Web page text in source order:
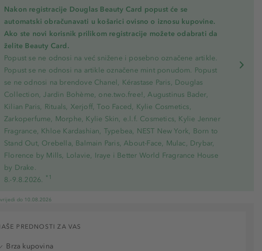
Nakon registracije Douglas Beauty Card popust će se
automatski obračunavati u košarici ovisno o iznosu kupovine.
Ako ste novi korisnik prilikom registracije možete odabrati da
želite Beauty Card.
Popust se ne odnosi na već snižene i posebno označene artikle.
Popust se ne odnosi na artikle označene mint ponudom. Popust
se ne odnosi na brendove Chanel, Kérastase Paris, Douglas
Collection, Jardin Bohème, one.two.free!, Augustinus Bader,
Kilian Paris, Rituals, Xerjoff, Too Faced, Kylie Cosmetics,
Zarkoperfume, Morphe, Kylie Skin, e.l.f. Cosmetics, Kylie Jenner
Fragrance, Khloe Kardashian, Typebea, NEST New York, Born to
Stand Out, Orebella, Balmain Paris, About-Face, Mulac, Drybar,
Florence by Mills, Lolavie, Iraye i Better World Fragrance House
by Drake.
8.-9.8.2026. *1
vrijedi do 10.08.2026
PREDNOSTI ZA VAS
Brza kupovina